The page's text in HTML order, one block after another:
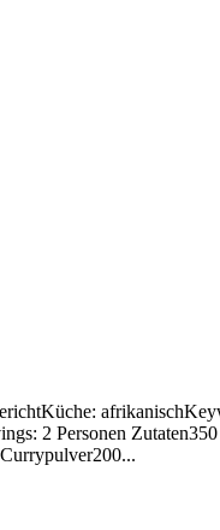
2 Personen